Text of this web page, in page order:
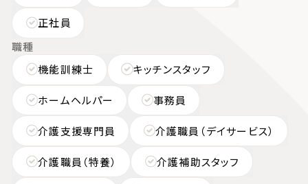
正社員
職種
機能訓練士
キッチンスタッフ
ホームヘルパー 事務員
介護支援専門員 介護職員（デイサービス）
介護職員（特養） 介護補助スタッフ